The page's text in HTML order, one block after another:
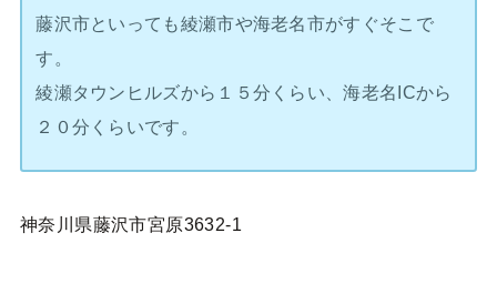
藤沢市といっても綾瀬市や海老名市がすぐそこで
す。
綾瀬タウンヒルズから１５分くらい、海老名ICから
２０分くらいです。
神奈川県藤沢市宮原3632-1